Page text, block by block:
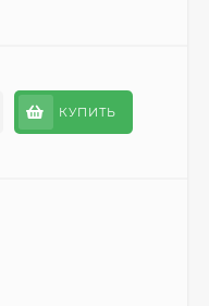
КУПИТЬ